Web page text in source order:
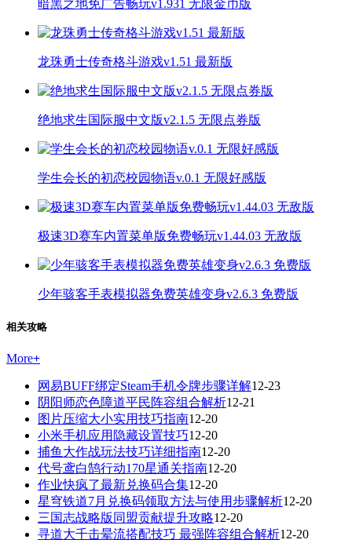
暗黑之地免广告畅玩v1.931 无限金币版
龙珠勇士传奇格斗游戏v1.51 最新版
绝地求生国际服中文版v2.1.5 无限点券版
学生会长的初恋校园物语v.0.1 无限好感版
极速3D赛车内置菜单版免费畅玩v1.44.03 无敌版
少年骇客手表模拟器免费英雄变身v2.6.3 免费版
相关攻略
More+
网易BUFF绑定Steam手机令牌步骤详解12-23
阴阳师恋色障道平民阵容组合解析12-21
图片压缩大小实用技巧指南12-20
小米手机应用隐藏设置技巧12-20
捕鱼大作战玩法技巧详细指南12-20
代号鸢白鹄行动170星通关指南12-20
作业快疯了最新兑换码合集12-20
星穹铁道7月兑换码领取方法与使用步骤解析12-20
三国志战略版同盟贡献提升攻略12-20
寻道大千击晕流搭配技巧 最强阵容组合解析12-20